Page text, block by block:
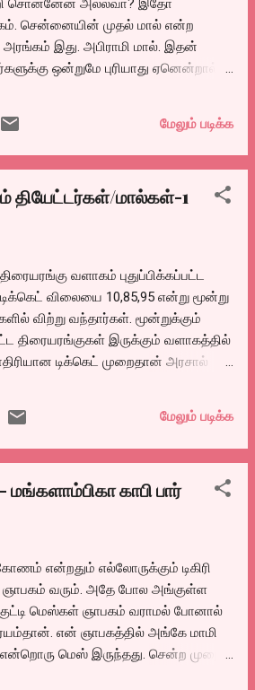
சொன்னேன் அல்லவா? இதோ
சென்னையின் முதல் மால் என்ற
இது. அபிராமி மால். இதன்
ஒன்றுமே புரியாது ஏனென்றால்
இணைத்து ஒரு மாதிரி
கட்டியிருப்பார்கள்.
மேலும் படிக்க
தியேட்டர்கள்/மால்கள்-1
வளாகம் புதுப்பிக்கப்பட்ட
டிக்கெட் விலையை 10,85,95 என்று மூன்று
விற்று வந்தார்கள். மூன்றுக்கும்
திரையரங்குகள் இருக்கும் வளாகத்தில்
டிக்கெட் முறைதான் அரசால்
10, மற்றும் 95 என்று ஆக்கினார்கள்.
முணுமுணுத்துக் கொண்டே டிக்கெட்
கலெக்‌ஷன் செண்டர் என்று
அங்கே தான் டிக்கெட் விலை 45
நடைப்பெற்றுக் கொண்டிருந்த
இருந்தது.
மேலும் படிக்க
காபி பார்
என்றதும் எல்லோருக்கும் டிகிரி
ஞாபகம் வரும். அதே போல அங்குள்ள
குட்டி மெஸ்கள் ஞாபகம் வராமல் போனால்
என் ஞாபகத்தில் அங்கே மாமி
மெஸ் இருந்தது. சென்ற முறை